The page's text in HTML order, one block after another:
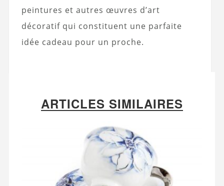
peintures et autres œuvres d’art
décoratif qui constituent une parfaite
idée cadeau pour un proche.
ARTICLES SIMILAIRES